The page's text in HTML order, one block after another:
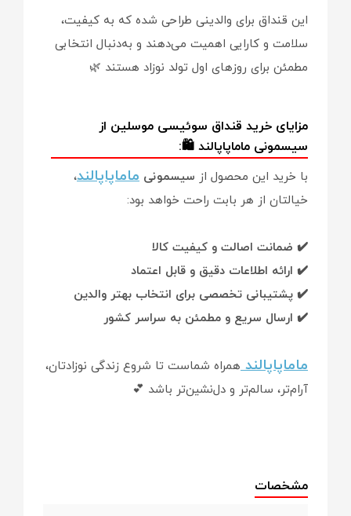
این قنداق برای والدینی طراحی شده که به کیفیت،
سلامت و کارایی اهمیت می‌دهند و به‌دنبال انتخابی
مطمئن برای روزهای اول تولد نوزاد هستند 🌿
مزایای خرید قنداق سوئیسی موسلین از
سیسمونی ماماپاپالند 🛍️:
با خرید این محصول از سیسمونی ماماپاپالند،
خیالتان از هر بابت راحت خواهد بود:
✔️ ضمانت اصالت و کیفیت کالا
✔️ ارائه اطلاعات دقیق و قابل اعتماد
✔️ پشتیبانی تخصصی برای انتخاب بهتر والدین
✔️ ارسال سریع و مطمئن به سراسر کشور
ماماپاپالندهمراه شماست تا شروع زندگی نوزادتان،
آرام‌تر، سالم‌تر و دل‌نشین‌تر باشد 💕
مشخصات